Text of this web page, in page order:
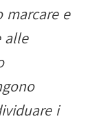
marcare e
alle
i